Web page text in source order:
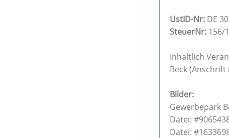
UstID-Nr: DE
SteuerNr: 156/
Inhaltlich
Beck
Bilder:
Gewerbepark
Datei:
Datei: